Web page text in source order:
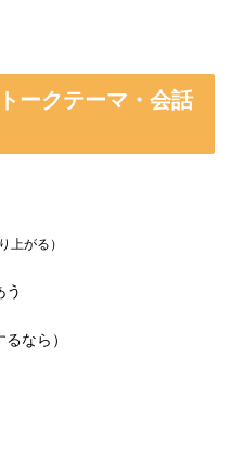
ークテーマ・会話
上がる）
う
なら）